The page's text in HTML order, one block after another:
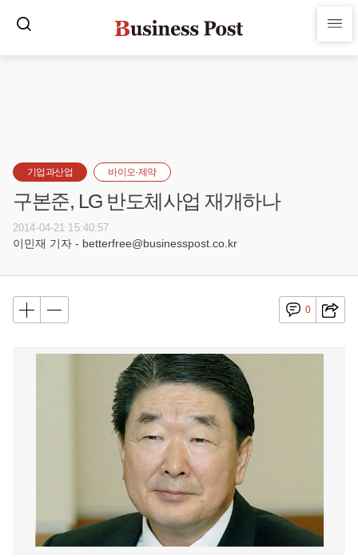
기업과산업 바이오·제약
구본준, LG 반도체사업 재개하나
2014-04-21 15:40:57
이민재 기자 - betterfree@businesspost.co.kr
0